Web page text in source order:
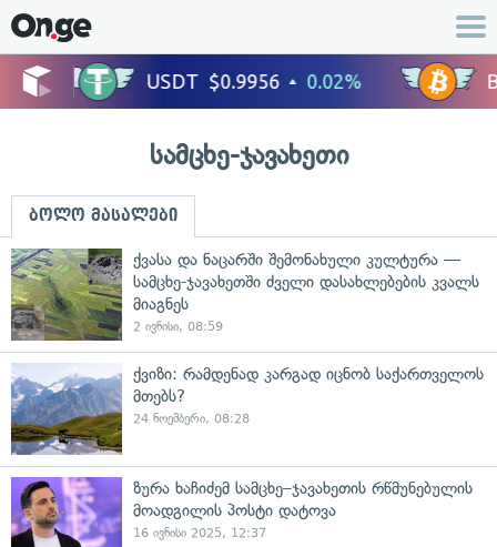
სამცხე-ჯავახეთი
ბოლო მასალები
ქვასა და ნაცარში შემონახული კულტურა —
სამცხე-ჯავახეთში ძველი დასახლებების კვალს
მიაგნეს
2 ივნისი, 08:59
ქვიზი: რამდენად კარგად იცნობ საქართველოს
მთებს?
24 ნოემბერი, 08:28
ზურა ხაჩიძემ სამცხე–ჯავახეთის რწმუნებულის
მოადგილის პოსტი დატოვა
16 ივნისი 2025, 12:37